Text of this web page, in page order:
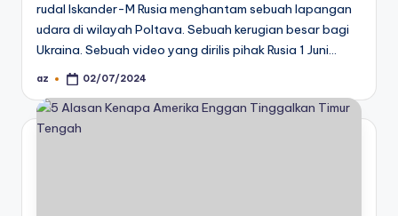
rudal Iskander-M Rusia menghantam sebuah lapangan
udara di wilayah Poltava. Sebuah kerugian besar bagi
Ukraina. Sebuah video yang dirilis pihak Rusia 1 Juni…
Posted
az 02/07/2024